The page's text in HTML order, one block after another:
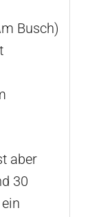
Busch)
aber
30